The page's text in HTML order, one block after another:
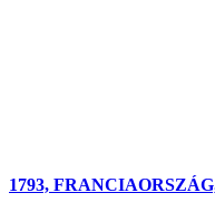
1793,